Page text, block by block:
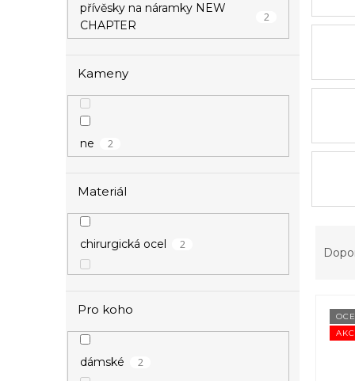
přívěsky na náramky NEW
CHAPTER
2
Kameny
ne 2
Materiál
chirurgická ocel 2
Pro koho
dámské 2